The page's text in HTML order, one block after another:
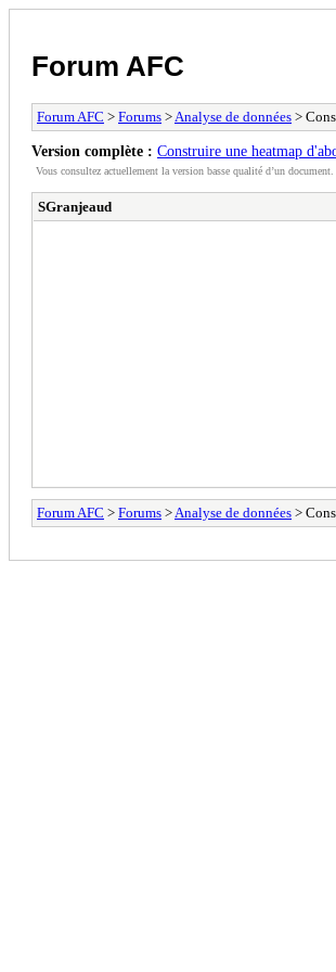
Forum AFC
Forum AFC > Forums > Analyse de données >
Version complète : Construire une heatmap
Vous consultez actuellement la version basse qualité d’un document.
SGranjeaud
Forum AFC > Forums > Analyse de données >